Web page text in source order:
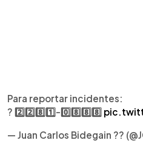
Para reportar incidentes:
? 2️⃣2️⃣8️⃣1️⃣-0️⃣8️⃣8️⃣8️⃣
— Juan Carlos Bidegain ??